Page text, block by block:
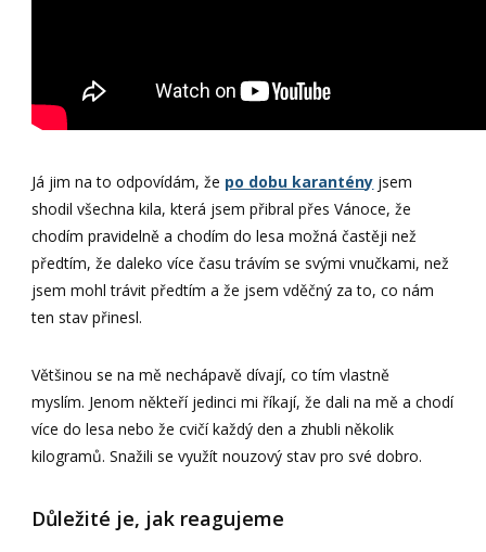
Já jim na to odpovídám, že po dobu karantény jsem
shodil všechna kila, která jsem přibral přes Vánoce, že
chodím pravidelně a chodím do lesa možná častěji než
předtím, že daleko více času trávím se svými vnučkami, než
jsem mohl trávit předtím a že jsem vděčný za to, co nám
ten stav přinesl.
Většinou se na mě nechápavě dívají, co tím vlastně
myslím. Jenom někteří jedinci mi říkají, že dali na mě a chodí
více do lesa nebo že cvičí každý den a zhubli několik
kilogramů. Snažili se využít nouzový stav pro své dobro.
Důležité je, jak reagujeme